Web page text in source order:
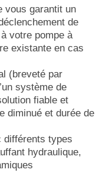
vous garantit un
de
votre pompe à
existante en cas
(breveté par
système de
fiable et
diminué et durée de
différents types
hydraulique,